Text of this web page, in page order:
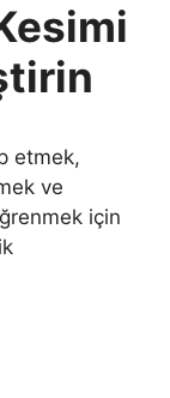
etmek,
ve
için